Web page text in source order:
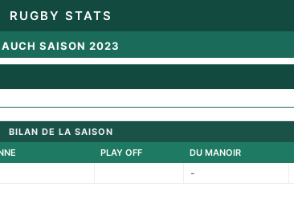
RUGBY STATS
AUCH SAISON 2023
BILAN DE LA SAISON
PLAY OFF DU MANOIR
-